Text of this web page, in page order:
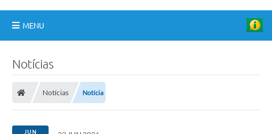
MENU
Portal do Cidadão
Notícias
Notícias Notícia
JUN